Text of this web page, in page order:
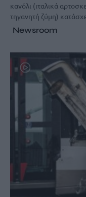
κανόλι (ιταλικά
τηγανητή ζύμη)
Newsroom